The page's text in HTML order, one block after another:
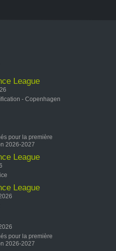
League
- Copenhagen
pour la première
2026-2027
League
League
pour la première
2026-2027